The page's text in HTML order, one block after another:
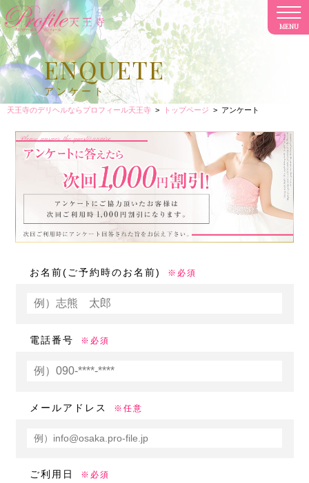
MENU
天王寺のデリヘルならプロフィール天王寺 > トップページ > アンケート
ENQUETE
アンケート
お名前(ご予約時のお名前) ※必須
電話番号 ※必須
メールアドレス ※任意
ご利用日 ※必須